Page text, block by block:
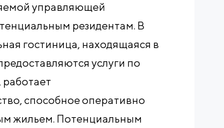
управляющей
резидентам. В
гостиница, находящаяся в
услуги по
способное оперативно
жильем. Потенциальным